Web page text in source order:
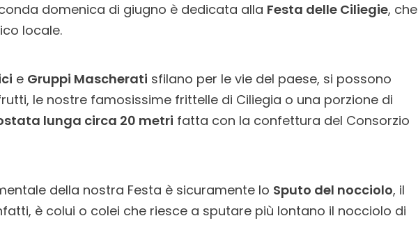
domenica di giugno è dedicata alla Festa delle Ciliegie, che
locale.
e Gruppi Mascherati sfilano per le vie del paese, si possono
le nostre famosissime frittelle di Ciliegia o una porzione di
lunga circa 20 metri fatta con la confettura del Consorzio
della nostra Festa è sicuramente lo Sputo del nocciolo, il
è colui o colei che riesce a sputare più lontano il nocciolo di